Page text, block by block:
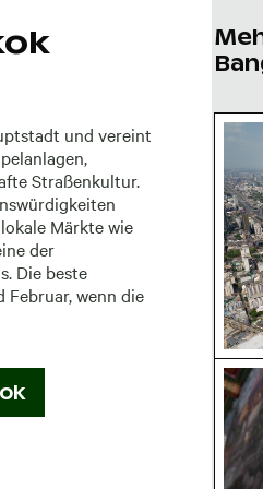
und vereint
Straßenkultur.
Märkte wie
der
Die beste
Februar, wenn die